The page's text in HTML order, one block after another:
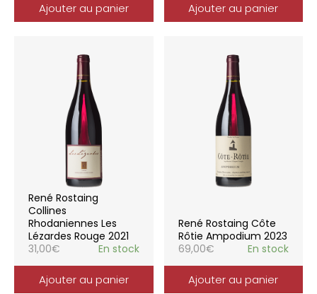
Ajouter au panier Ajouter au panier
René Rostaing
Collines
Rhodaniennes Les
Lézardes Rouge 2021
31,00€ En stock
Ajouter au panier
René Rostaing Côte
Rôtie Ampodium 2023
69,00€ En stock
Ajouter au panier